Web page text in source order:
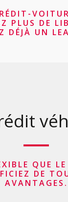
PLUS DE
DÉJÀ UN
QUE
DE
AVANTAGES.